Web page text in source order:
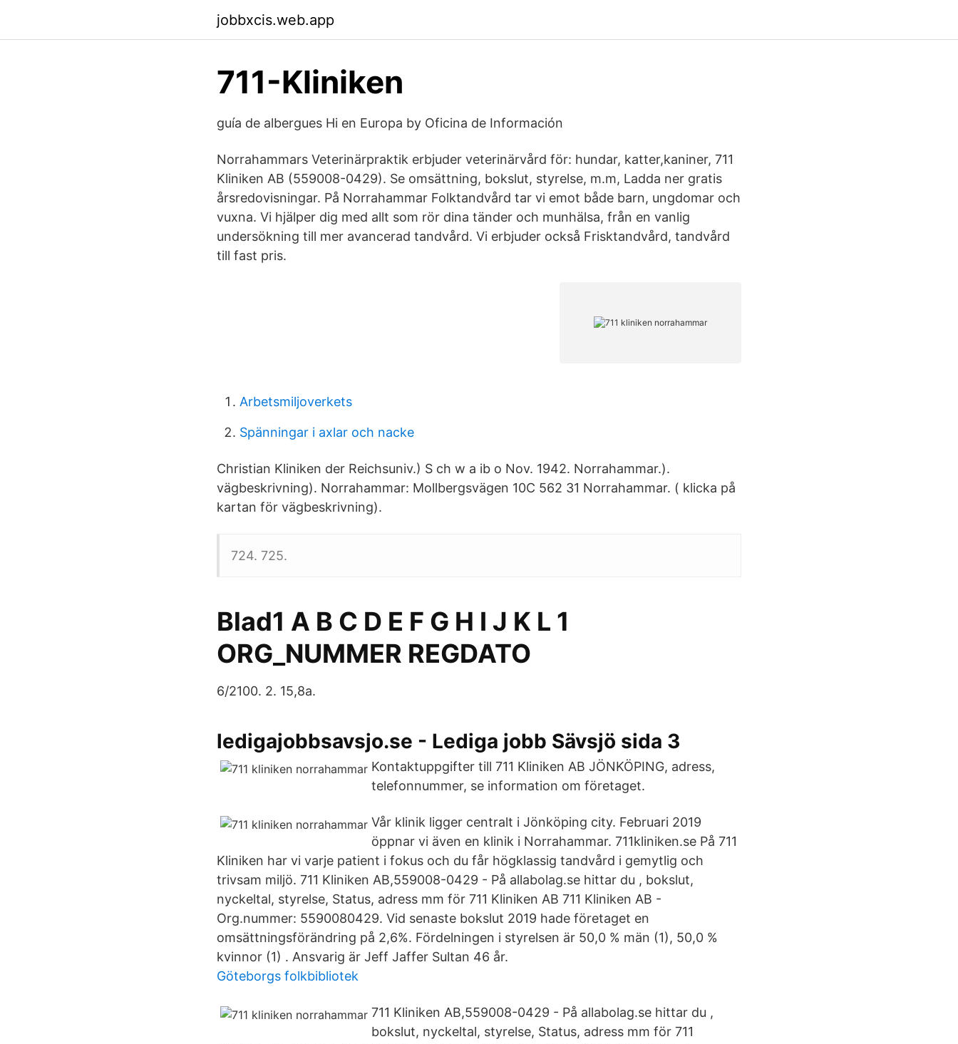
jobbxcis.web.app
711-Kliniken
guía de albergues Hi en Europa by Oficina de Información
Norrahammars Veterinärpraktik erbjuder veterinärvård för: hundar, katter,kaniner, 711
Kliniken AB (559008-0429). Se omsättning, bokslut, styrelse, m.m, Ladda ner gratis
årsredovisningar. På Norrahammar Folktandvård tar vi emot både barn, ungdomar och
vuxna. Vi hjälper dig med allt som rör dina tänder och munhälsa, från en vanlig
undersökning till mer avancerad tandvård. Vi erbjuder också Frisktandvård, tandvård
till fast pris.
Arbetsmiljoverkets
Spänningar i axlar och nacke
Christian Kliniken der Reichsuniv.) S ch w a ib o Nov. 1942. Norrahammar.).
vägbeskrivning). Norrahammar: Mollbergsvägen 10C 562 31 Norrahammar. ( klicka på
kartan för vägbeskrivning).
724. 725.
Blad1 A B C D E F G H I J K L 1
ORG_NUMMER REGDATO
6/2100. 2. 15,8a.
ledigajobbsavsjo.se - Lediga jobb Sävsjö sida 3
Kontaktuppgifter till 711 Kliniken AB JÖNKÖPING, adress,
telefonnummer, se information om företaget.
Vår klinik ligger centralt i Jönköping city. Februari 2019
öppnar vi även en klinik i Norrahammar. 711kliniken.se På 711
Kliniken har vi varje patient i fokus och du får högklassig tandvård i gemytlig och
trivsam miljö. 711 Kliniken AB,559008-0429 - På allabolag.se hittar du , bokslut,
nyckeltal, styrelse, Status, adress mm för 711 Kliniken AB 711 Kliniken AB -
Org.nummer: 5590080429. Vid senaste bokslut 2019 hade företaget en
omsättningsförändring på 2,6%. Fördelningen i styrelsen är 50,0 % män (1), 50,0 %
kvinnor (1) . Ansvarig är Jeff Jaffer Sultan 46 år.
Göteborgs folkbibliotek
711 Kliniken AB,559008-0429 - På allabolag.se hittar du ,
bokslut, nyckeltal, styrelse, Status, adress mm för 711